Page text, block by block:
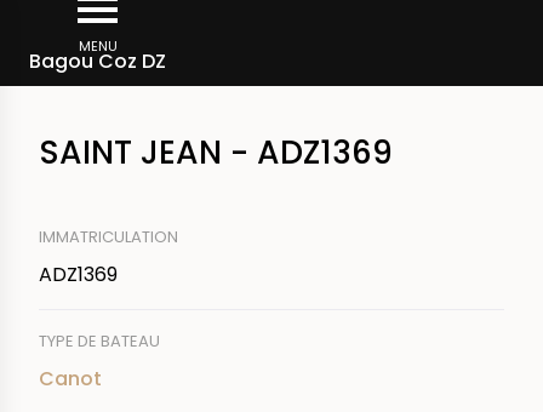
contenu
MENU
Bagou Coz DZ
d'Ariane
Rechercher un bateau
SAINT JEAN - ADZ1369
IMMATRICULATION
ADZ1369
TYPE DE BATEAU
Canot